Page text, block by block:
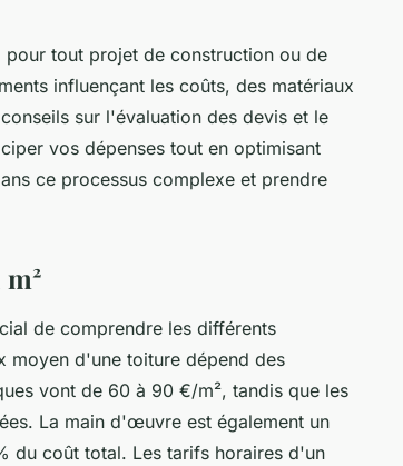
pour tout projet de construction ou de
influençant les coûts, des matériaux
sur l'évaluation des devis et le
vos dépenses tout en optimisant
ce processus complexe et prendre
de comprendre les différents
moyen d'une toiture dépend des
vont de 60 à 90 €/m², tandis que les
La main d'œuvre est également un
du coût total. Les tarifs horaires d'un